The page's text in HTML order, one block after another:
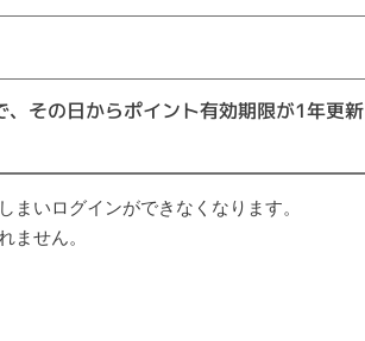
その日からポイント有効期限が1年更新
いログインができなくなります。
ません。